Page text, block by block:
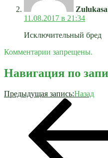
Zulukasa
11.08.2017 в 21:34
Исключительный бред
Комментарии запрещены.
Навигация по
Предыдущая запись:Назад